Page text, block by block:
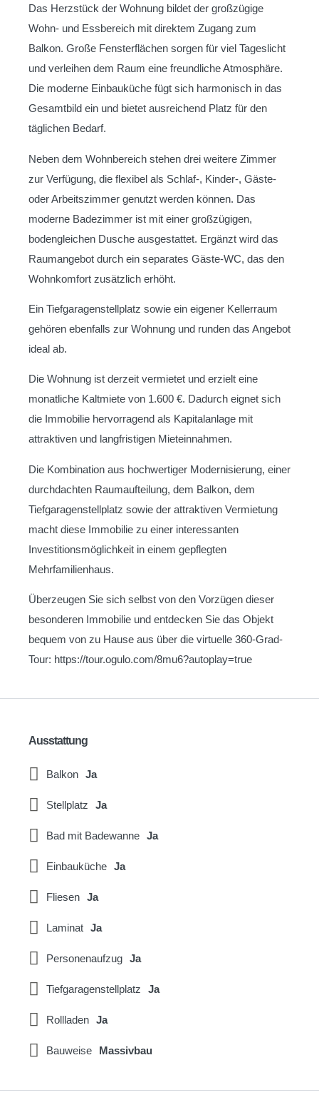
Das Herzstück der Wohnung bildet der großzügige
Wohn- und Essbereich mit direktem Zugang zum
Balkon. Große Fensterflächen sorgen für viel Tageslicht
und verleihen dem Raum eine freundliche Atmosphäre.
Die moderne Einbauküche fügt sich harmonisch in das
Gesamtbild ein und bietet ausreichend Platz für den
täglichen Bedarf.
Neben dem Wohnbereich stehen drei weitere Zimmer
zur Verfügung, die flexibel als Schlaf-, Kinder-, Gäste-
oder Arbeitszimmer genutzt werden können. Das
moderne Badezimmer ist mit einer großzügigen,
bodengleichen Dusche ausgestattet. Ergänzt wird das
Raumangebot durch ein separates Gäste-WC, das den
Wohnkomfort zusätzlich erhöht.
Ein Tiefgaragenstellplatz sowie ein eigener Kellerraum
gehören ebenfalls zur Wohnung und runden das Angebot
ideal ab.
Die Wohnung ist derzeit vermietet und erzielt eine
monatliche Kaltmiete von 1.600 €. Dadurch eignet sich
die Immobilie hervorragend als Kapitalanlage mit
attraktiven und langfristigen Mieteinnahmen.
Die Kombination aus hochwertiger Modernisierung, einer
durchdachten Raumaufteilung, dem Balkon, dem
Tiefgaragenstellplatz sowie der attraktiven Vermietung
macht diese Immobilie zu einer interessanten
Investitionsmöglichkeit in einem gepflegten
Mehrfamilienhaus.
Überzeugen Sie sich selbst von den Vorzügen dieser
besonderen Immobilie und entdecken Sie das Objekt
bequem von zu Hause aus über die virtuelle 360-Grad-
Tour: https://tour.ogulo.com/8mu6?autoplay=true
Ausstattung
Balkon Ja
Stellplatz Ja
Bad mit Badewanne Ja
Einbauküche Ja
Fliesen Ja
Laminat Ja
Personenaufzug Ja
Tiefgaragenstellplatz Ja
Rollladen Ja
Bauweise Massivbau